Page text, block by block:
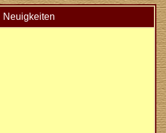
Neuigkeiten